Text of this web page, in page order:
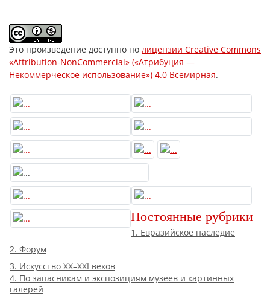
Это произведение доступно по лицензии Creative Commons
«Attribution-NonCommercial» («Атрибуция —
Некоммерческое использование») 4.0 Всемирная.
Постоянные рубрики
1. Евразийское наследие
2. Форум
3. Искусство XX–XXI веков
4. По запасникам и экспозициям музеев и картинных
галерей